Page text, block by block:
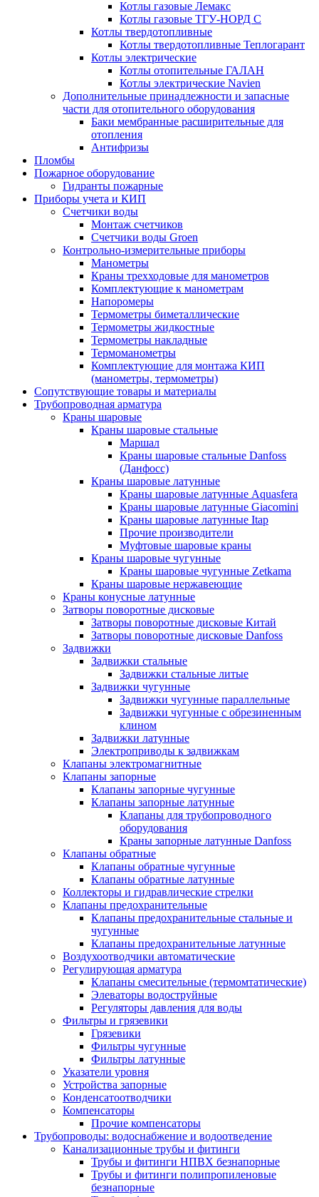
Котлы газовые Лемакс
Котлы газовые ТГУ-НОРД С
Котлы твердотопливные
Котлы твердотопливные Теплогарант
Котлы электрические
Котлы отопительные ГАЛАН
Котлы электрические Navien
Дополнительные принадлежности и запасные
части для отопительного оборудования
Баки мембранные расширительные для
отопления
Антифризы
Пломбы
Пожарное оборудование
Гидранты пожарные
Приборы учета и КИП
Счетчики воды
Монтаж счетчиков
Счетчики воды Groen
Контрольно-измерительные приборы
Манометры
Краны трехходовые для манометров
Комплектующие к манометрам
Напоромеры
Термометры биметаллические
Термометры жидкостные
Термометры накладные
Термоманометры
Комплектующие для монтажа КИП
(манометры, термометры)
Сопутствующие товары и материалы
Трубопроводная арматура
Краны шаровые
Краны шаровые стальные
Маршал
Краны шаровые стальные Danfoss
(Данфосс)
Краны шаровые латунные
Краны шаровые латунные Aquasfera
Краны шаровые латунные Giacomini
Краны шаровые латунные Itap
Прочие производители
Муфтовые шаровые краны
Краны шаровые чугунные
Краны шаровые чугунные Zetkama
Краны шаровые нержавеющие
Краны конусные латунные
Затворы поворотные дисковые
Затворы поворотные дисковые Китай
Затворы поворотные дисковые Danfoss
Задвижки
Задвижки стальные
Задвижки стальные литые
Задвижки чугунные
Задвижки чугунные параллельные
Задвижки чугунные с обрезиненным
клином
Задвижки латунные
Электроприводы к задвижкам
Клапаны электромагнитные
Клапаны запорные
Клапаны запорные чугунные
Клапаны запорные латунные
Клапаны для трубопроводного
оборудования
Краны запорные латунные Danfoss
Клапаны обратные
Клапаны обратные чугунные
Клапаны обратные латунные
Коллекторы и гидравлические стрелки
Клапаны предохранительные
Клапаны предохранительные стальные и
чугунные
Клапаны предохранительные латунные
Воздухоотводчики автоматические
Регулирующая арматура
Клапаны смесительные (термомтатические)
Элеваторы водоструйные
Регуляторы давления для воды
Фильтры и грязевики
Грязевики
Фильтры чугунные
Фильтры латунные
Указатели уровня
Устройства запорные
Конденсатоотводчики
Компенсаторы
Прочие компенсаторы
Трубопроводы: водоснабжение и водоотведение
Канализационные трубы и фитинги
Трубы и фитинги НПВХ безнапорные
Трубы и фитинги полипропиленовые
безнапорные